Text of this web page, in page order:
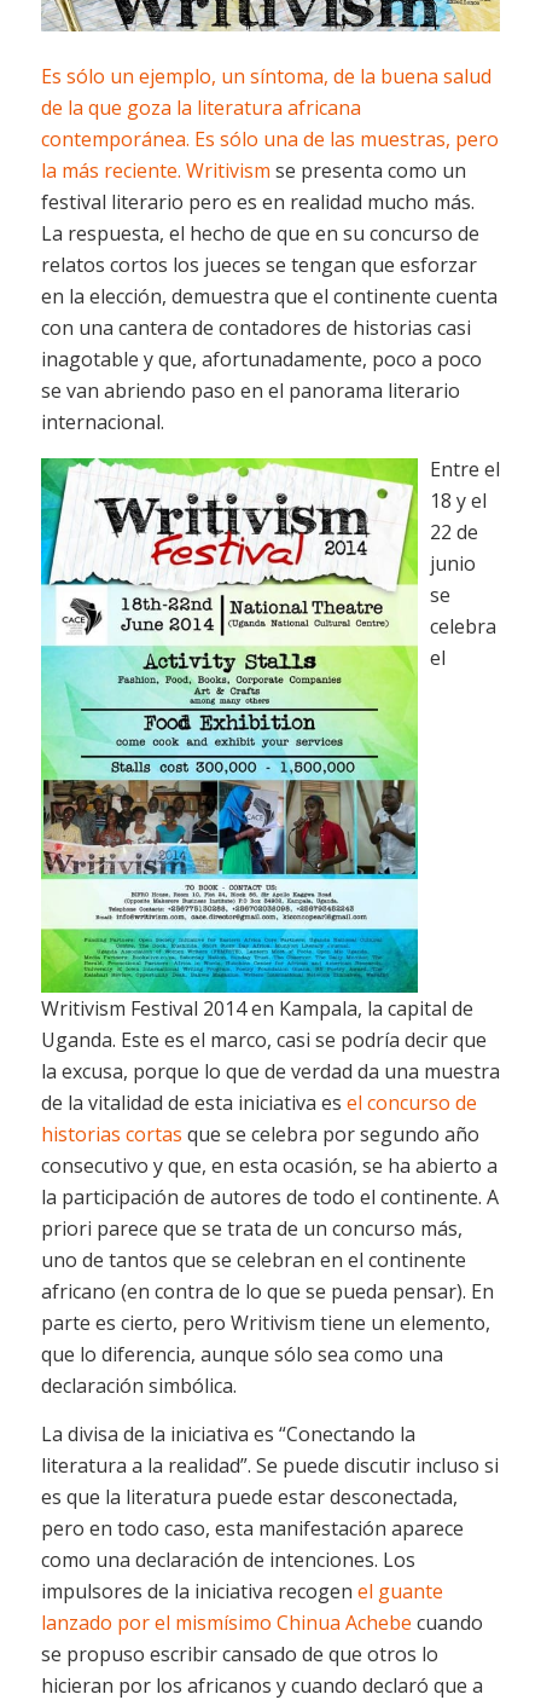
Es sólo un ejemplo, un síntoma, de la buena salud
de la que goza la literatura africana
contemporánea. Es sólo una de las muestras, pero
la más reciente. Writivism se presenta como un
festival literario pero es en realidad mucho más.
La respuesta, el hecho de que en su concurso de
relatos cortos los jueces se tengan que esforzar
en la elección, demuestra que el continente cuenta
con una cantera de contadores de historias casi
inagotable y que, afortunadamente, poco a poco
se van abriendo paso en el panorama literario
internacional.
Entre el
18 y el
22 de
junio
se
celebra
el
Writivism Festival 2014 en Kampala, la capital de
Uganda. Este es el marco, casi se podría decir que
la excusa, porque lo que de verdad da una muestra
de la vitalidad de esta iniciativa es el concurso de
historias cortas que se celebra por segundo año
consecutivo y que, en esta ocasión, se ha abierto a
la participación de autores de todo el continente. A
priori parece que se trata de un concurso más,
uno de tantos que se celebran en el continente
africano (en contra de lo que se pueda pensar). En
parte es cierto, pero Writivism tiene un elemento,
que lo diferencia, aunque sólo sea como una
declaración simbólica.
La divisa de la iniciativa es “Conectando la
literatura a la realidad”. Se puede discutir incluso si
es que la literatura puede estar desconectada,
pero en todo caso, esta manifestación aparece
como una declaración de intenciones. Los
impulsores de la iniciativa recogen el guante
lanzado por el mismísimo Chinua Achebe cuando
se propuso escribir cansado de que otros lo
hicieran por los africanos y cuando declaró que a